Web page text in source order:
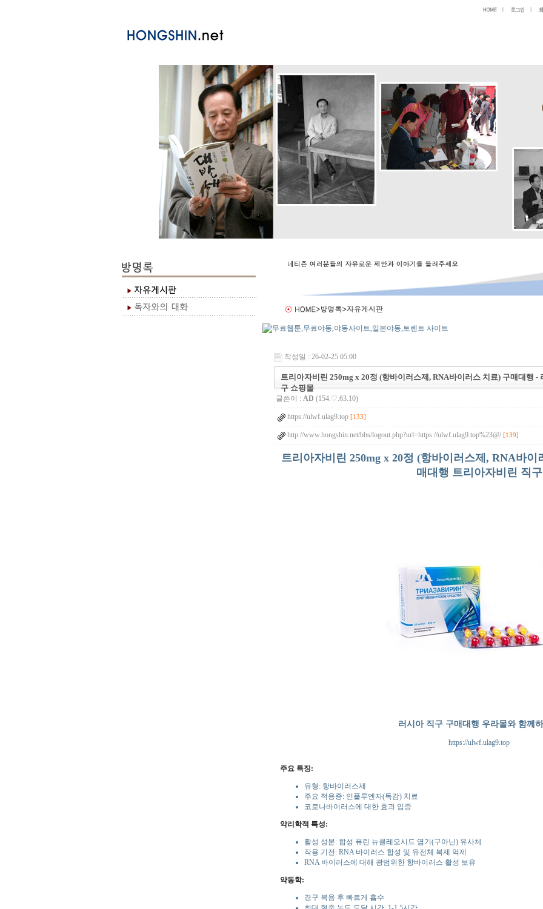
작성일 : 26-02-25 05:00
트리아자비린 250mg x 20정 (항바이러스제, RNA바이러스 치료) 구매대행 -
구 쇼핑몰
글쓴이 : AD (154.♡.63.10)
https://ulwf.ulag9.top [133]
http://www.hongshin.net/bbs/logout.php?url=https://ulwf.ulag9.top%23@/ [139]
트리아자비린 250mg x 20정 (항바이러스제, RNA바
매대행 트리아자비린 직구
러시아 직구 구매대행 우라몰와 함께
https://ulwf.ulag9.top
주요 특징:
유형: 항바이러스제
주요 적응증: 인플루엔자(독감) 치료
코로나바이러스에 대한 효과 입증
약리학적 특성:
활성 성분: 합성 퓨린 뉴클레오시드 염기(구아닌) 유사체
작용 기전: RNA 바이러스 합성 및 유전체 복제 억제
RNA 바이러스에 대해 광범위한 항바이러스 활성 보유
약동학:
경구 복용 후 빠르게 흡수